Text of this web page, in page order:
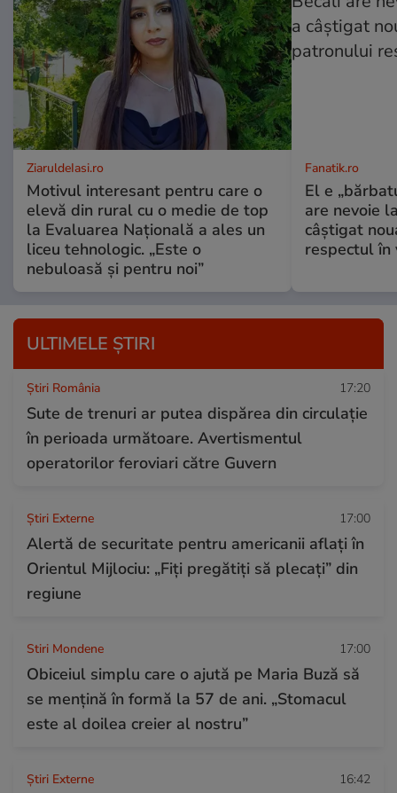
ZiaruldeIasi.ro
Motivul interesant pentru care o
elevă din rural cu o medie de top
la Evaluarea Națională a ales un
liceu tehnologic. „Este o
nebuloasă și pentru noi”
Fanatik.ro
El e
are nevoie
câștigat
respectul în
ULTIMELE ȘTIRI
Știri România 17:20
Sute de trenuri ar putea dispărea din circulație
în perioada următoare. Avertismentul
operatorilor feroviari către Guvern
Știri Externe 17:00
Alertă de securitate pentru americanii aflați în
Orientul Mijlociu: „Fiți pregătiți să plecați” din
regiune
Stiri Mondene 17:00
Obiceiul simplu care o ajută pe Maria Buză să
se mențină în formă la 57 de ani. „Stomacul
este al doilea creier al nostru”
Știri Externe 16:42